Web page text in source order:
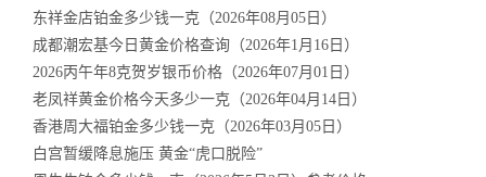
东祥金店铂金多少钱一克（2026年08月05日）
成都潮宏基今日黄金价格查询（2026年1月16日）
2026丙午年8克贺岁银币价格（2026年07月01日）
老凤祥黄金价格今天多少一克（2026年04月14日）
香港周大福铂金多少钱一克（2026年03月05日）
白宫暂缓降息施压 黄金“虎口脱险”